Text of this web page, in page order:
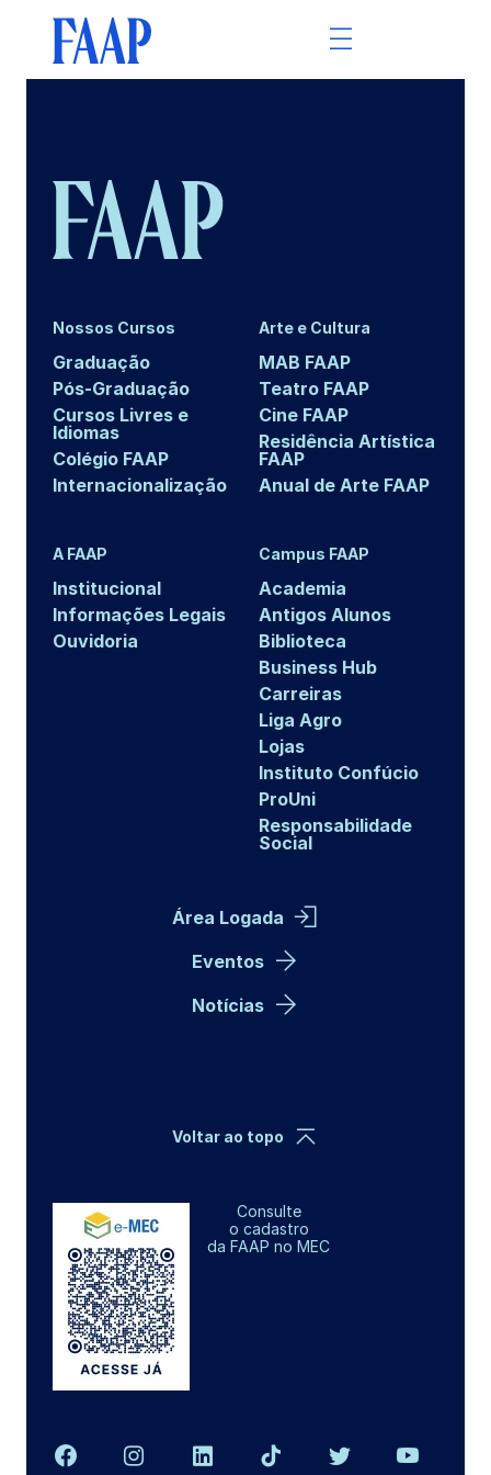
Nossos Cursos
Graduação
Pós-Graduação
Cursos Livres e
Idiomas
Colégio FAAP
Internacionalização
Arte e Cultura
MAB FAAP
Teatro FAAP
Cine FAAP
Residência Artística
FAAP
Anual de Arte FAAP
A FAAP
Institucional
Informações Legais
Ouvidoria
Campus FAAP
Academia
Antigos Alunos
Biblioteca
Business Hub
Carreiras
Liga Agro
Lojas
Instituto Confúcio
ProUni
Responsabilidade
Social
Área Logada
Eventos
Notícias
Consulte
o cadastro
da FAAP no MEC
Voltar ao topo